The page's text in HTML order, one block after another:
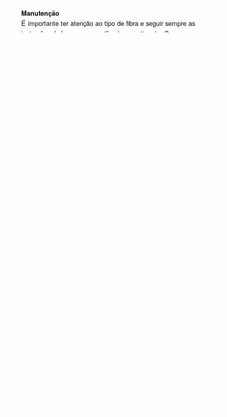
Manutenção
É importante ter atenção ao tipo de fibra e seguir sempre as
instruções de lavagem especificadas na etiqueta. Caso